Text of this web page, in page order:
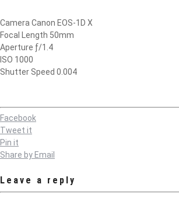
Camera Canon EOS-1D X
Focal Length 50mm
Aperture ƒ/1.4
ISO 1000
Shutter Speed 0.004
Facebook
Tweet it
Pin it
Share by Email
Leave a reply